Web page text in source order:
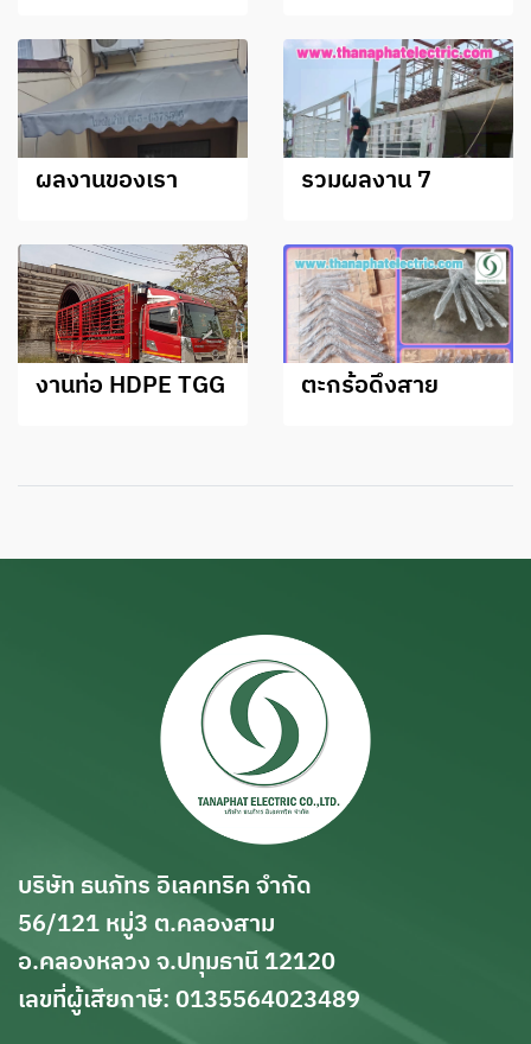
ผลงานของเรา รวมผลงาน 7
งานท่อ HDPE TGG ตะกร้อดึงสาย
บริษัท ธนภัทร อิเลคทริค จำกัด
56/121 หมู่3 ต.คลองสาม
อ.คลองหลวง จ.ปทุมธานี 12120
เลขที่ผู้เสียกาษี: 0135564023489